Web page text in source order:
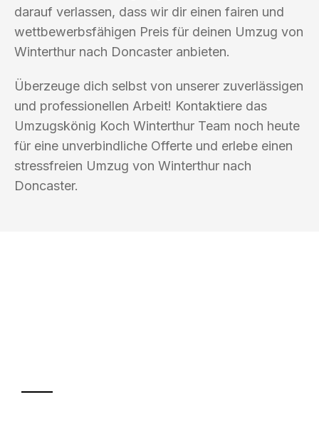
darauf verlassen, dass wir dir einen fairen und
wettbewerbsfähigen Preis für deinen Umzug von
Winterthur nach Doncaster anbieten.
Überzeuge dich selbst von unserer zuverlässigen
und professionellen Arbeit! Kontaktiere das
Umzugskönig Koch Winterthur Team noch heute
für eine unverbindliche Offerte und erlebe einen
stressfreien Umzug von Winterthur nach
Doncaster.